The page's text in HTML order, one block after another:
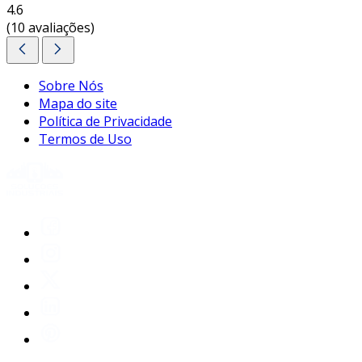
em contato e solicite um orçamento
personalizado!
4.6
(10 avaliações)
Sobre Nós
Mapa do site
Política de Privacidade
Termos de Uso